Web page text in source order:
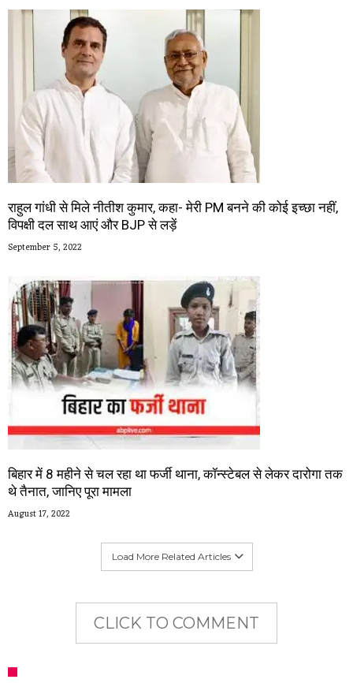
राहुल गांधी से मिले नीतीश कुमार, कहा- मेरी PM बनने की कोई इच्छा नहीं,
विपक्षी दल साथ आएं और BJP से लड़ें
September 5, 2022
बिहार में 8 महीने से चल रहा था फर्जी थाना, कॉन्स्टेबल से लेकर दारोगा तक
थे तैनात, जानिए पूरा मामला
August 17, 2022
Load More Related Articles
CLICK TO COMMENT